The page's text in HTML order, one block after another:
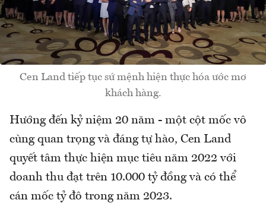
Cen Land tiếp tục sứ mệnh hiện thực hóa ước mơ
khách hàng.
Hướng đến kỷ niệm 20 năm - một cột mốc vô
cùng quan trọng và đáng tự hào, Cen Land
quyết tâm thực hiện mục tiêu năm 2022 với
doanh thu đạt trên 10.000 tỷ đồng và có thể
cán mốc tỷ đô trong năm 2023.